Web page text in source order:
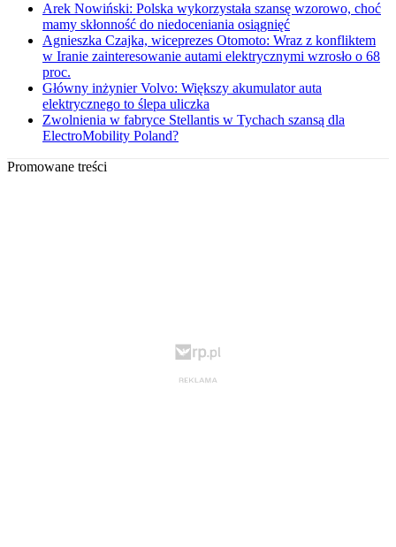
Arek Nowiński: Polska wykorzystała szansę wzorowo, choć
mamy skłonność do niedoceniania osiągnięć
Agnieszka Czajka, wiceprezes Otomoto: Wraz z konfliktem
w Iranie zainteresowanie autami elektrycznymi wzrosło o 68
proc.
Główny inżynier Volvo: Większy akumulator auta
elektrycznego to ślepa uliczka
Zwolnienia w fabryce Stellantis w Tychach szansą dla
ElectroMobility Poland?
Promowane treści